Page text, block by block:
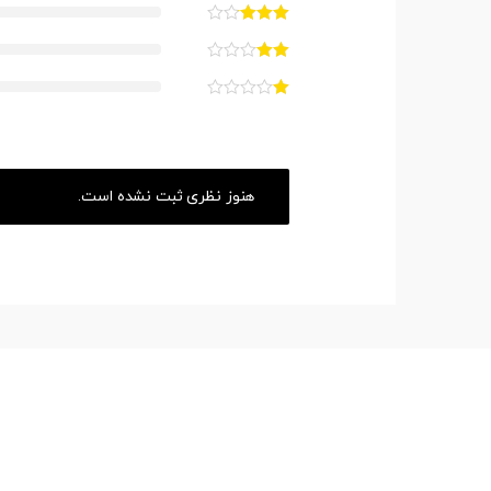
هنوز نظری ثبت نشده است.